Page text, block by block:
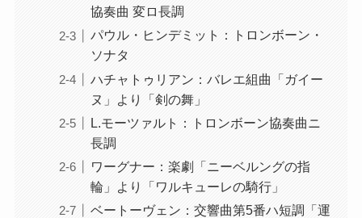
協奏曲 変ロ長調
パウル・ヒンデミット：トロンボーン・
ソナタ
ハチャトゥリアン：バレエ組曲「ガイー
ヌ」より「剣の舞」
L.モーツァルト：トロンボーン協奏曲ニ
長調
ワーグナー：楽劇「ニーベルングの指
輪」より「ワルキューレの騎行」
ベートーヴェン：交響曲第5番ハ短調「運